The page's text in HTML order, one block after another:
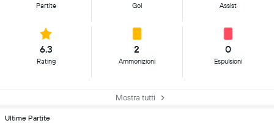
Partite Gol Assist
6.3
Rating
2
Ammonizioni
0
Espulsioni
Mostra tutti
Ultime Partite